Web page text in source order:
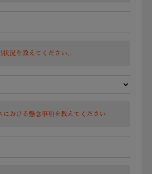
状況を教えてください。
における懸念事項を教えてください